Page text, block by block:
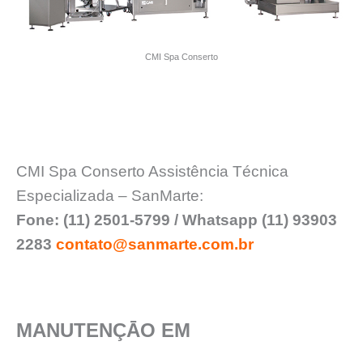
CMI Spa Conserto
CMI Spa Conserto Assistência Técnica
Especializada – SanMarte:
Fone: (11) 2501-5799 / Whatsapp (11) 93903
2283 contato@sanmarte.com.br
MANUTENÇĀO EM